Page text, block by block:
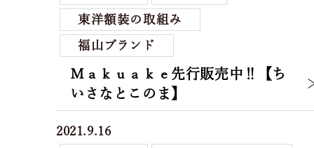
東洋額装の取組み
福山ブランド
Ｍａｋｕａｋｅ先行販売中‼【ち
いさなとこのま】
2021.9.16